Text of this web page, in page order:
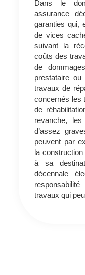
Dans le
assurance
garanties qui,
de vices
suivant la
coûts des
de
prestataire ou
travaux de
concernés les
de
revanche,
d’assez
peuvent par
la construction
à sa
décennale
travaux qui